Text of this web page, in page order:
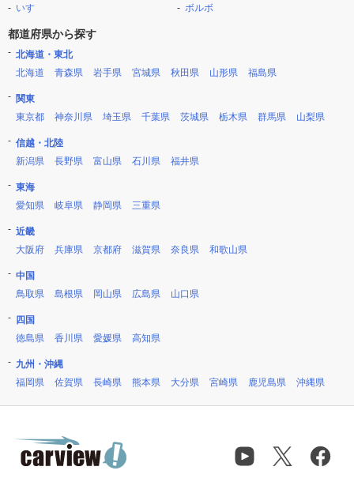
いすゞ
ボルボ
都道府県から探す
北海道・東北
北海道
青森県 岩手県 宮城県 秋田県 山形県 福島県
関東
東京都
神奈川県 埼玉県 千葉県 茨城県 栃木県 群馬県 山梨県
信越・北陸
新潟県
長野県 富山県 石川県 福井県
東海
愛知県
岐阜県 静岡県 三重県
近畿
大阪府
兵庫県 京都府 滋賀県 奈良県 和歌山県
中国
鳥取県
島根県 岡山県 広島県 山口県
四国
徳島県
香川県 愛媛県 高知県
九州・沖縄
福岡県
佐賀県 長崎県 熊本県 大分県 宮崎県 鹿児島県 沖縄県